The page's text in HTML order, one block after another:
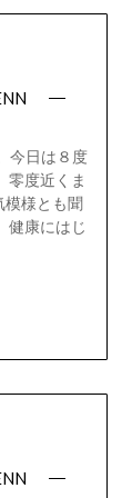
今日は８度
零度近くま
模様とも聞
健康にはじ